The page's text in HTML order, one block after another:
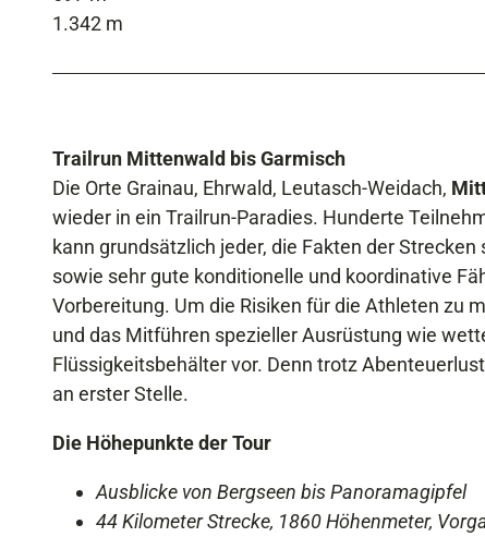
1.342 m
Trailrun Mittenwald bis Garmisch
Die Orte Grainau, Ehrwald, Leutasch-Weidach,
wieder in ein Trailrun-Paradies. Hunderte
kann grundsätzlich jeder, die Fakten der
sowie sehr gute konditionelle und koordinative
Vorbereitung. Um die Risiken für die Athleten zu
und das Mitführen spezieller Ausrüstung wie
Flüssigkeitsbehälter vor. Denn trotz
an erster Stelle.
Die Höhepunkte der Tour
Ausblicke von Bergseen bis Panoramagipfel
44 Kilometer Strecke, 1860 Höhenmeter,